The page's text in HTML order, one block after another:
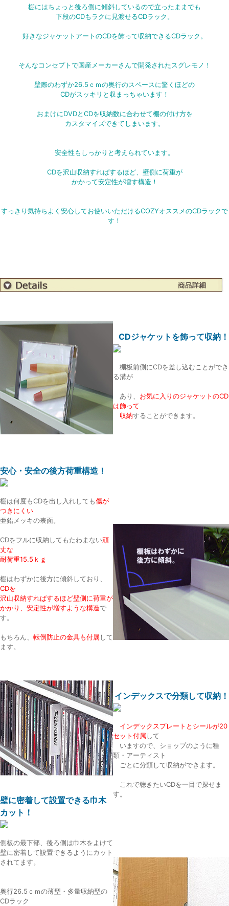
棚にはちょっと後ろ側に傾斜しているので立ったままでも
下段のCDもラクに見渡せるCDラック。
好きなジャケットアートのCDを飾って収納できるCDラック。
そんなコンセプトで国産メーカーさんで開発されたスグレモノ！
壁際のわずか26.5ｃｍの奥行のスペースに驚くほどの
CDがスッキリと収まっちゃいます！
おまけにDVDとCDを収納数に合わせて棚の付け方を
カスタマイズできてしまいます。
安全性もしっかりと考えられています。
CDを沢山収納すればするほど、壁側に荷重が
かかって安定性が増す構造！
すっきり気持ちよく安心してお使いいただけるCOZYオススメのCDラックで
す！
安心・安全の後方荷重構造！
棚は何度もCDを出し入れしても傷が
つきにくい
亜鉛メッキの表面。
CDをフルに収納してもたわまない頑
丈な
耐荷重15.5ｋｇ
棚はわずかに後方に傾斜しており、
CDを
沢山収納すればするほど壁側に荷重が
かかり、安定性が増すような構造で
す。
もちろん、 転倒防止の金具も付属して
ます。
CDジャケットを飾って収納！
棚板前側にCDを差し込むことができ
る溝が
あり、 お気に入りのジャケットのCD
は飾って
収納することができます。
壁に密着して設置できる巾木
カット！
側板の最下部、後ろ側は巾木をよけて
壁に密着して設置できるようにカット
されてます。
奥行26.5ｃｍの薄型・多量収納型の
CDラック
インデックスで分類して収納！
インデックスプレートとシールが20
セット付属して
いますので、ショップのように種
類・アーティスト
ごとに分類して収納ができます。
これで聴きたいCDを一目で探せま
す。